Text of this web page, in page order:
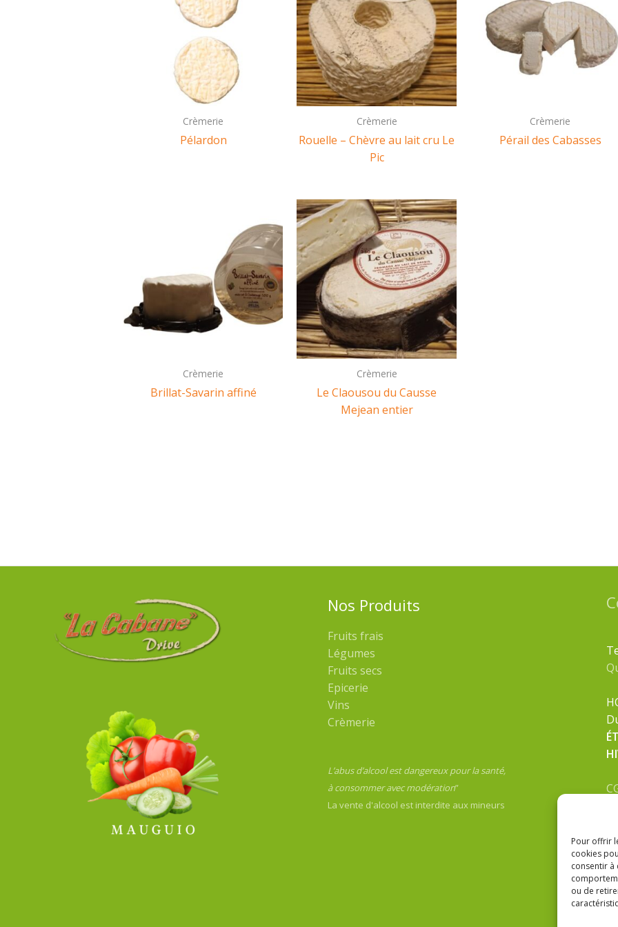
Pour offrir
cookies
consentir à
ou de
Crèmerie
Pélardon
Crèmerie
Rouelle – Chèvre au lait cru Le
Pic
Crèmerie
Pérail des Cabasses
Crèmerie
Brillat-Savarin affiné
Crèmerie
Le Claousou du Causse
Mejean entier
Nos Produits
Fruits frais
Légumes
Fruits secs
Epicerie
Vins
Crèmerie
L’abus d’alcool est dangereux pour la santé,
à consommer avec modération”
La vente d'alcool est interdite aux mineurs